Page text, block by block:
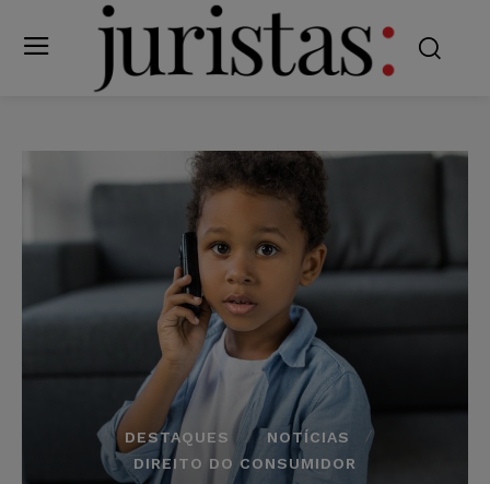
DESTAQUES
NOTÍCIAS
DIREITO DO CONSUMIDOR